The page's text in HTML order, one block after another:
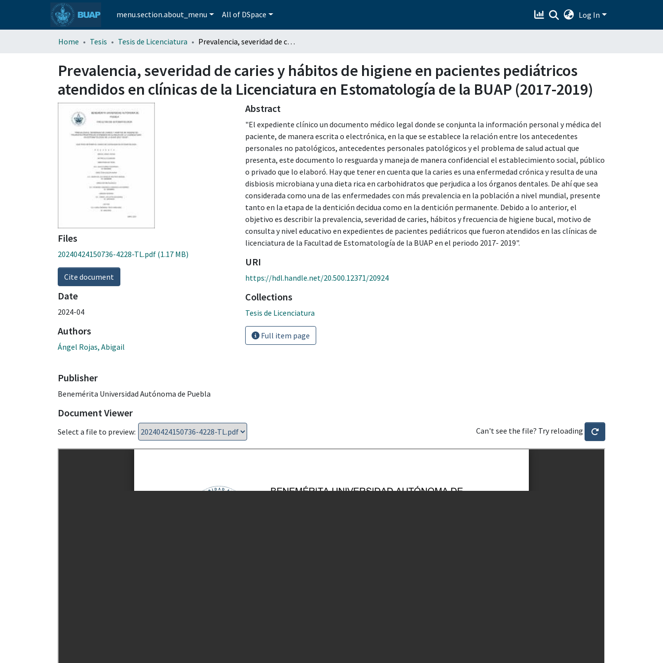
menu.section.about_menu All of DSpace Log In
Home Tesis Tesis de Licenciatura Prevalencia, severidad de caries y hábitos de higiene en pacientes pediátricos atendidos en clínicas de la Licenciatura en Estomatología de la BUAP (2017-2019)
Prevalencia, severidad de caries y hábitos de higiene en pacientes pediátricos
atendidos en clínicas de la Licenciatura en Estomatología de la BUAP (2017-2019)
Files
20240424150736-4228-TL.pdf (1.17 MB)
Cite document
Date
2024-04
Authors
Ángel Rojas, Abigail
Publisher
Benemérita Universidad Autónoma de Puebla
Abstract
"El expediente clínico un documento médico legal donde se conjunta la información personal y médica del
paciente, de manera escrita o electrónica, en la que se establece la relación entre los antecedentes
personales no patológicos, antecedentes personales patológicos y el problema de salud actual que
presenta, este documento lo resguarda y maneja de manera confidencial el establecimiento social, público
o privado que lo elaboró. Hay que tener en cuenta que la caries es una enfermedad crónica y resulta de una
disbiosis microbiana y una dieta rica en carbohidratos que perjudica a los órganos dentales. De ahí que sea
considerada como una de las enfermedades con más prevalencia en la población a nivel mundial, presente
tanto en la etapa de la dentición decidua como en la dentición permanente. Debido a lo anterior, el
objetivo es describir la prevalencia, severidad de caries, hábitos y frecuencia de higiene bucal, motivo de
consulta y nivel educativo en expedientes de pacientes pediátricos que fueron atendidos en las clínicas de
licenciatura de la Facultad de Estomatología de la BUAP en el periodo 2017- 2019".
URI
https://hdl.handle.net/20.500.12371/20924
Collections
Tesis de Licenciatura
Full item page
Document Viewer
Select a file to preview: Can't see the file? Try reloading